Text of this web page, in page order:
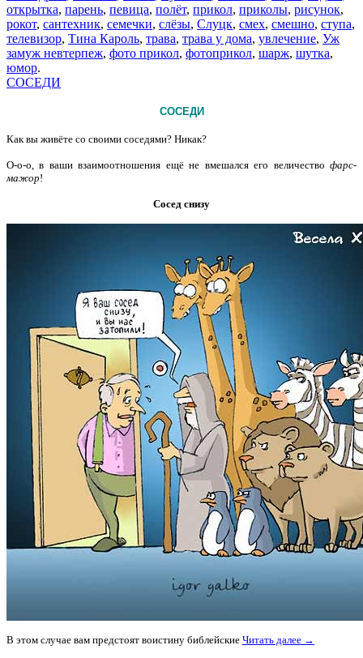
открытка, парень, певица, полёт, прикол, приколы, рисунок,
рокот, сантехник, семечки, слёзы, Слуцк, смех, смешно, ступа,
телевизор, Тина Кароль, трава, трава у дома, увлечение, Уж
замуж невтерпеж, фото прикол, фотоприкол, шарж, шутка,
юмор.
СОСЕДИ
СОСЕДИ
Как вы живёте со своими соседями? Никак?
О-о-о, в ваши взаимоотношения ещё не вмешался его величество фарс-
мажор!
Сосед снизу
В этом случае вам предстоят воистину библейские Читать далее →